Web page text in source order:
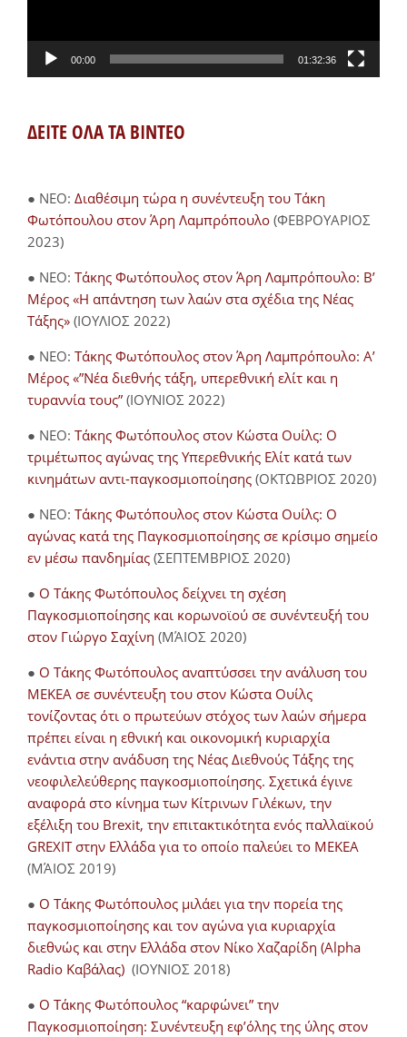
00:00 01:32:36
ΔΕΙΤΕ ΟΛΑ ΤΑ ΒΙΝΤΕΟ
● NEO: Διαθέσιμη τώρα η συνέντευξη του Τάκη
Φωτόπουλου στον Άρη Λαμπρόπουλο (ΦΕΒΡΟΥΑΡΙΟΣ
2023)
● NEO: Τάκης Φωτόπουλος στον Άρη Λαμπρόπουλο: Β’
Μέρος «Η απάντηση των λαών στα σχέδια της Νέας
Τάξης» (ΙΟΥΛΙΟΣ 2022)
● NEO: Τάκης Φωτόπουλος στον Άρη Λαμπρόπουλο: Α’
Μέρος «”Νέα διεθνής τάξη, υπερεθνική ελίτ και η
τυραννία τους” (ΙΟΥΝΙΟΣ 2022)
● NEO: Τάκης Φωτόπουλος στον Κώστα Ουίλς: Ο
τριμέτωπος αγώνας της Υπερεθνικής Ελίτ κατά των
κινημάτων αντι-παγκοσμιοποίησης (ΟΚΤΩΒΡΙΟΣ 2020)
● NEO: Τάκης Φωτόπουλος στον Κώστα Ουίλς: Ο
αγώνας κατά της Παγκοσμιοποίησης σε κρίσιμο σημείο
εν μέσω πανδημίας (ΣΕΠΤΕΜΒΡΙΟΣ 2020)
● Ο Τάκης Φωτόπουλος δείχνει τη σχέση
Παγκοσμιοποίησης και κορωνοϊού σε συνέντευξή του
στον Γιώργο Σαχίνη (ΜΆΙΟΣ 2020)
● O Τάκης Φωτόπουλος αναπτύσσει την ανάλυση του
ΜΕΚΕΑ σε συνέντευξη του στον Κώστα Ουίλς
τονίζοντας ότι ο πρωτεύων στόχος των λαών σήμερα
πρέπει είναι η εθνική και οικονομική κυριαρχία
ενάντια στην ανάδυση της Νέας Διεθνούς Τάξης της
νεοφιλελεύθερης παγκοσμιοποίησης. Σχετικά έγινε
αναφορά στο κίνημα των Κίτρινων Γιλέκων, την
εξέλιξη του Brexit, την επιτακτικότητα ενός παλλαϊκού
GREXIT στην Ελλάδα για το οποίο παλεύει το ΜΕΚΕΑ
(ΜΆΙΟΣ 2019)
● Ο Τάκης Φωτόπουλος μιλάει για την πορεία της
παγκοσμιοποίησης και τον αγώνα για κυριαρχία
διεθνώς και στην Ελλάδα στον Νίκο Χαζαρίδη (Alpha
Radio Καβάλας) (ΙΟΥΝΙΟΣ 2018)
● Ο Τάκης Φωτόπουλος “καρφώνει” την
Παγκοσμιοποίηση: Συνέντευξη εφ’όλης της ύλης στον